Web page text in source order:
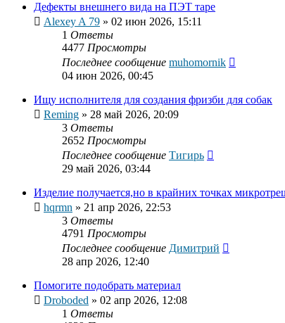
Дефекты внешнего вида на ПЭТ таре
Alexey A 79 » 02 июн 2026, 15:11
1 Ответы
4477 Просмотры
Последнее сообщение muhomornik
04 июн 2026, 00:45
Ищу исполнителя для создания фризби для собак
Reming » 28 май 2026, 20:09
3 Ответы
2652 Просмотры
Последнее сообщение Тигирь
29 май 2026, 03:44
Изделие получается,но в крайних точках
hqrmn » 21 апр 2026, 22:53
3 Ответы
4791 Просмотры
Последнее сообщение Димитрий
28 апр 2026, 12:40
Помогите подобрать материал
Droboded » 02 апр 2026, 12:08
1 Ответы